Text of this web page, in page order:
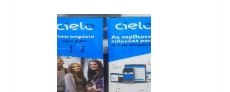
onde esses devem ter qualidade diferenciada.
Um porta banner pode ser desmontável,
fazendo assim com que seja facilmente
transportado para ser u....